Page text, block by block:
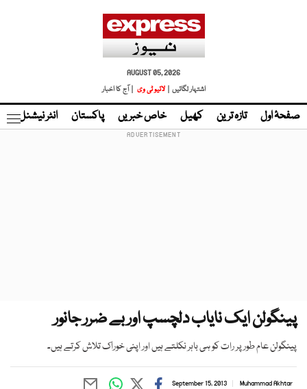
AUGUST 05, 2026
اشتہار لگائیں |
لائیو ٹی وی | آج کا اخبار
صفحۂ اول تازہ ترین کھیل خاص خبریں پاکستان انٹر نیشنل
پینگولن ایک نایاب دلچسپ اور بے ضرر جانور
پینگولن عام طور پر رات کو ہی باہر نکلتے ہیں اور اپنی خوراک تلاش کرتے ہیں۔
Muhammad Akhtar
September 15, 2013